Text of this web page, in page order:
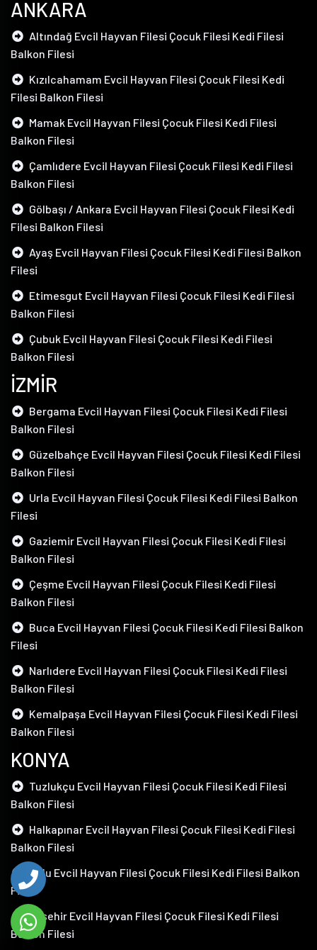
ANKARA
Altındağ Evcil Hayvan Filesi Çocuk Filesi Kedi Filesi
Balkon Filesi
Kızılcahamam Evcil Hayvan Filesi Çocuk Filesi Kedi
Filesi Balkon Filesi
Mamak Evcil Hayvan Filesi Çocuk Filesi Kedi Filesi
Balkon Filesi
Çamlıdere Evcil Hayvan Filesi Çocuk Filesi Kedi Filesi
Balkon Filesi
Gölbaşı / Ankara Evcil Hayvan Filesi Çocuk Filesi Kedi
Filesi Balkon Filesi
Ayaş Evcil Hayvan Filesi Çocuk Filesi Kedi Filesi Balkon
Filesi
Etimesgut Evcil Hayvan Filesi Çocuk Filesi Kedi Filesi
Balkon Filesi
Çubuk Evcil Hayvan Filesi Çocuk Filesi Kedi Filesi
Balkon Filesi
İZMİR
Bergama Evcil Hayvan Filesi Çocuk Filesi Kedi Filesi
Balkon Filesi
Güzelbahçe Evcil Hayvan Filesi Çocuk Filesi Kedi Filesi
Balkon Filesi
Urla Evcil Hayvan Filesi Çocuk Filesi Kedi Filesi Balkon
Filesi
Gaziemir Evcil Hayvan Filesi Çocuk Filesi Kedi Filesi
Balkon Filesi
Çeşme Evcil Hayvan Filesi Çocuk Filesi Kedi Filesi
Balkon Filesi
Buca Evcil Hayvan Filesi Çocuk Filesi Kedi Filesi Balkon
Filesi
Narlıdere Evcil Hayvan Filesi Çocuk Filesi Kedi Filesi
Balkon Filesi
Kemalpaşa Evcil Hayvan Filesi Çocuk Filesi Kedi Filesi
Balkon Filesi
KONYA
Tuzlukçu Evcil Hayvan Filesi Çocuk Filesi Kedi Filesi
Balkon Filesi
Halkapınar Evcil Hayvan Filesi Çocuk Filesi Kedi Filesi
Balkon Filesi
Kulu Evcil Hayvan Filesi Çocuk Filesi Kedi Filesi Balkon
Filesi
Akşehir Evcil Hayvan Filesi Çocuk Filesi Kedi Filesi
Balkon Filesi